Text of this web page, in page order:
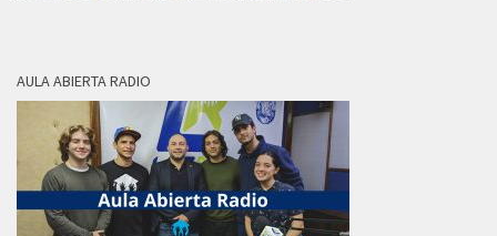
AULA ABIERTA RADIO